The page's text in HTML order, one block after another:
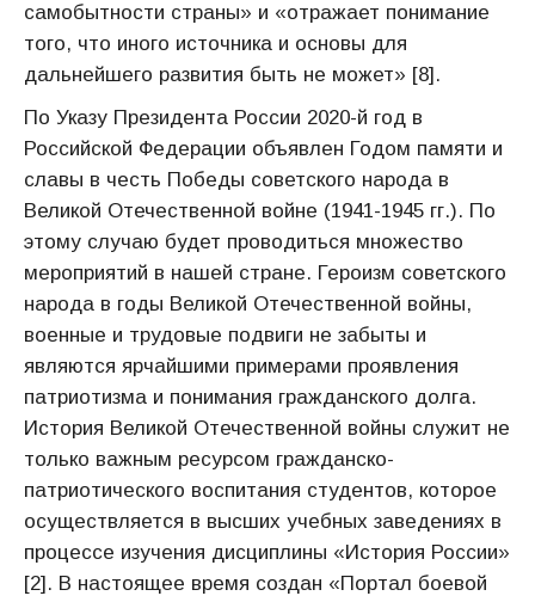
самобытности страны» и «отражает понимание
того, что иного источника и основы для
дальнейшего развития быть не может» [8].
По Указу Президента России 2020-й год в
Российской Федерации объявлен Годом памяти и
славы в честь Победы советского народа в
Великой Отечественной войне (1941-1945 гг.). По
этому случаю будет проводиться множество
мероприятий в нашей стране. Героизм советского
народа в годы Великой Отечественной войны,
военные и трудовые подвиги не забыты и
являются ярчайшими примерами проявления
патриотизма и понимания гражданского долга.
История Великой Отечественной войны служит не
только важным ресурсом гражданско-
патриотического воспитания студентов, которое
осуществляется в высших учебных заведениях в
процессе изучения дисциплины «История России»
[2]. В настоящее время создан «Портал боевой